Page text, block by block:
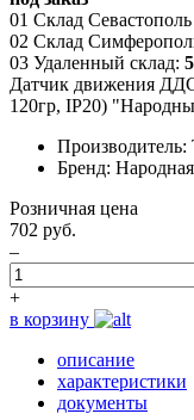
01 Склад
02 Склад
03 Удаленный склад:
Датчик движения
120гр, IP20)
Бренд: Народная
Розничная цена
702 руб.
–
+
в корзину
описание
характеристики
документы